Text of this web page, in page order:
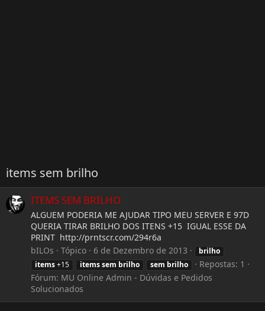
items sem brilho
ITEMS SEM BRILHO
ALGUEM PODERIA ME AJUDAR TIPO MEU SERVER E 97D
QUERIA TIRAR BRILHO DOS ITENS +15 IGUAL ESSE DA
PRINT http://prntscr.com/294r6a
bILOs
Tópico 6 de Dezembro de 2013
brilho
items+15 itemssem brilho sem brilho
Repostas: 1
Fórum: MU Online Admin - Dúvidas e Pedidos
Solucionados